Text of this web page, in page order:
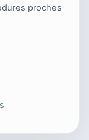
proches